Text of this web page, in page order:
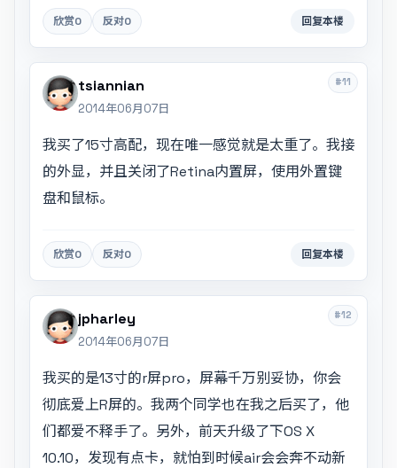
欣赏0 反对0 回复本楼
#11
tsiannian
2014年06月07日
我买了15寸高配，现在唯一感觉就是太重了。我接
的外显，并且关闭了Retina内置屏，使用外置键
盘和鼠标。
欣赏0 反对0 回复本楼
#12
jpharley
2014年06月07日
我买的是13寸的r屏pro，屏幕千万别妥协，你会
彻底爱上R屏的。我两个同学也在我之后买了，他
们都爱不释手了。另外，前天升级了下OS X
10.10，发现有点卡，就怕到时候air会会奔不动新